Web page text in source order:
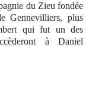
du Zieu fondée
Gennevilliers, plus
qui fut un des
à Daniel